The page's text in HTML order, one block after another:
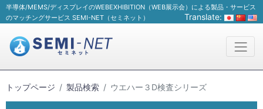
半導体/MEMS/ディスプレイのWEBEXHIBITION（WEB展示会）による製品・サービス
のマッチングサービス SEMI-NET（セミネット）
Translate:
トップページ 製品検索 ウエハー３D検査シリーズ